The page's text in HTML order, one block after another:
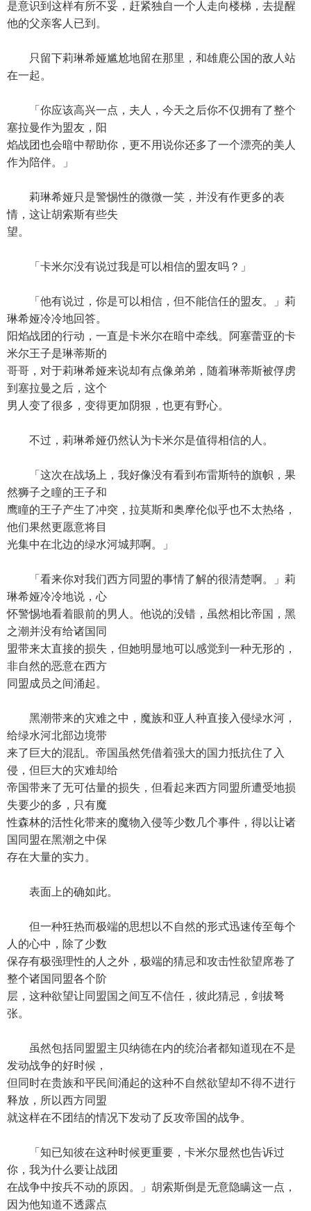
是意识到这样有所不妥，赶紧独自一个人走向楼梯，去提醒
他的父亲客人已到。
只留下莉琳希娅尴尬地留在那里，和雄鹿公国的敌人站
在一起。
「你应该高兴一点，夫人，今天之后你不仅拥有了整个
塞拉曼作为盟友，阳
焰战团也会暗中帮助你，更不用说你还多了一个漂亮的美人
作为陪伴。」
莉琳希娅只是警惕性的微微一笑，并没有作更多的表
情，这让胡索斯有些失
望。
「卡米尔没有说过我是可以相信的盟友吗？」
「他有说过，你是可以相信，但不能信任的盟友。」莉
琳希娅冷冷地回答。
阳焰战团的行动，一直是卡米尔在暗中牵线。阿塞蕾亚的卡
米尔王子是琳蒂斯的
哥哥，对于莉琳希娅来说却有点像弟弟，随着琳蒂斯被俘虏
到塞拉曼之后，这个
男人变了很多，变得更加阴狠，也更有野心。
不过，莉琳希娅仍然认为卡米尔是值得相信的人。
「这次在战场上，我好像没有看到布雷斯特的旗帜，果
然狮子之瞳的王子和
鹰瞳的王子产生了冲突，拉莫斯和奥摩伦似乎也不太热络，
他们果然更愿意将目
光集中在北边的绿水河城邦啊。」
「看来你对我们西方同盟的事情了解的很清楚啊。」莉
琳希娅冷冷地说，心
怀警惕地看着眼前的男人。他说的没错，虽然相比帝国，黑
之潮并没有给诸国同
盟带来太直接的损失，但她明显地可以感觉到一种无形的，
非自然的恶意在西方
同盟成员之间涌起。
黑潮带来的灾难之中，魔族和亚人种直接入侵绿水河，
给绿水河北部边境带
来了巨大的混乱。帝国虽然凭借着强大的国力抵抗住了入
侵，但巨大的灾难却给
帝国带来了无可估量的损失，但看起来西方同盟所遭受地损
失要少的多，只有魔
性森林的活性化带来的魔物入侵等少数几个事件，得以让诸
国同盟在黑潮之中保
存在大量的实力。
表面上的确如此。
但一种狂热而极端的思想以不自然的形式迅速传至每个
人的心中，除了少数
保存有极强理性的人之外，极端的猜忌和攻击性欲望席卷了
整个诸国同盟各个阶
层，这种欲望让同盟国之间互不信任，彼此猜忌，剑拔弩
张。
虽然包括同盟盟主贝纳德在内的统治者都知道现在不是
发动战争的好时候，
但同时在贵族和平民间涌起的这种不自然欲望却不得不进行
释放，所以西方同盟
就这样在不团结的情况下发动了反攻帝国的战争。
「知已知彼在这种时候更重要，卡米尔显然也告诉过
你，我为什么要让战团
在战争中按兵不动的原因。」胡索斯倒是无意隐瞒这一点，
因为他知道不透露点